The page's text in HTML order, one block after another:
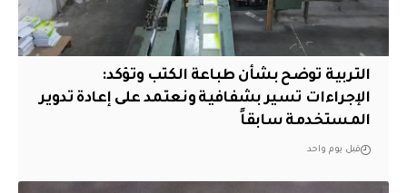
التربية توضح بشأن طباعة الكتب وتؤكد:
الإجراءات تسير بشفافية ونعتمد على إعادة تدوير
المستخدمة سابقاً
قبل يوم واحد